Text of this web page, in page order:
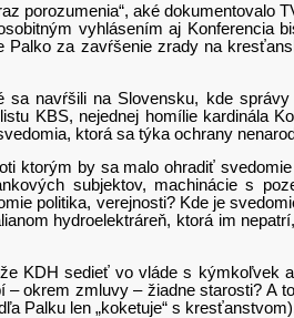
aké dokumentovalo
vyhlásením aj Konferencia
za zavŕšenie zrady na
na Slovensku, kde správy
KBS, nejednej homílie kardinála
ktorá sa týka ochrany
by sa malo ohradiť svedomie
subjektov, machinácie s
politika, verejnosti? Kde je
hydroelektráreň, ktorá im
sedieť vo vláde s kýmkoľvek a
okrem zmluvy – žiadne starosti? A
Palku len „koketuje“ s